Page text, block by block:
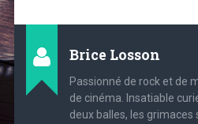
Brice Losson
Passionné de rock et de
de cinéma. Insatiable
deux balles, les